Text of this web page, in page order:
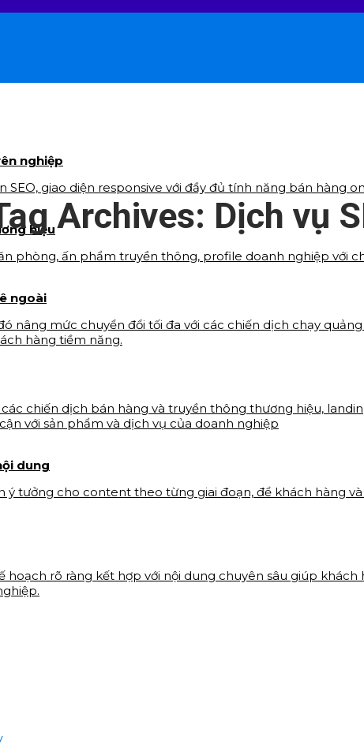
nghiệp
SEO, giao diện responsive với đầy đủ tính năng bán hàng
hiệu
phòng, ấn phẩm truyền thông, profile doanh nghiệp với
ngoài
nâng mức chuyển đổi tối đa với các chiến dịch chạy
hàng tiềm năng.
chiến dịch bán hàng và truyền thông thương hiệu,
với sản phẩm và dịch vụ của doanh nghiệp
dung
ý tưởng cho content theo từng giai đoạn, để khách hàng
hoạch rõ ràng kết hợp với nội dung chuyên sâu giúp
Archives: Dịch vụ